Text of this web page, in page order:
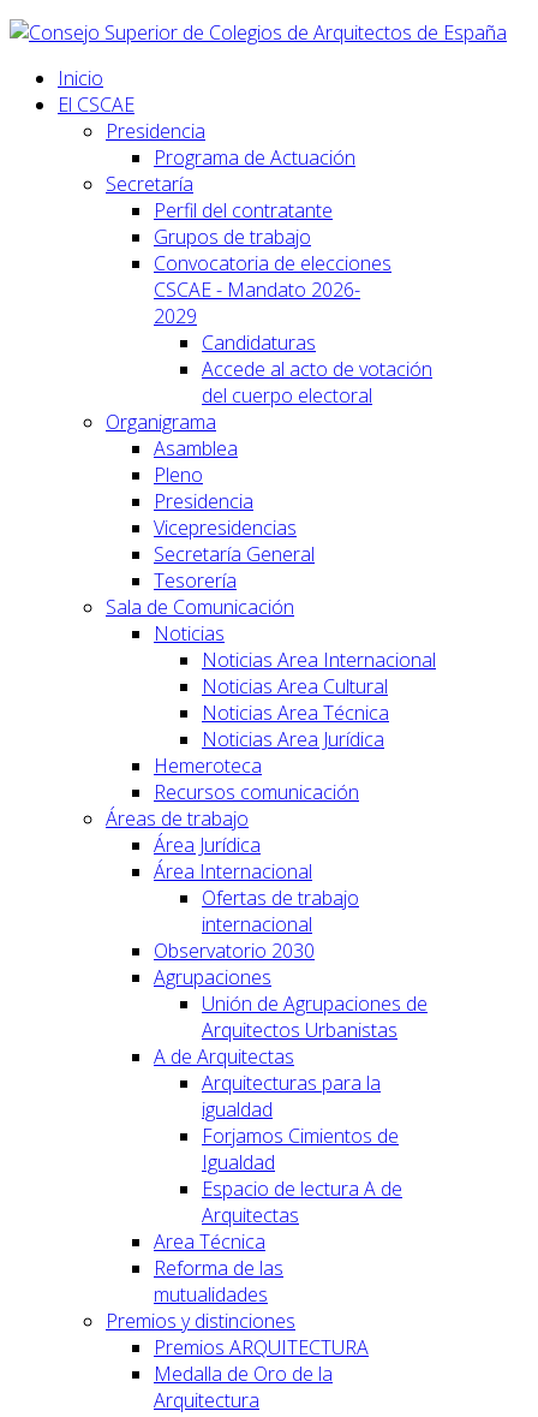
Inicio
El CSCAE
Presidencia
Programa de Actuación
Secretaría
Perfil del contratante
Grupos de trabajo
Convocatoria de elecciones
CSCAE - Mandato 2026-
2029
Candidaturas
Accede al acto de votación
del cuerpo electoral
Organigrama
Asamblea
Pleno
Presidencia
Vicepresidencias
Secretaría General
Tesorería
Sala de Comunicación
Noticias
Noticias Area Internacional
Noticias Area Cultural
Noticias Area Técnica
Noticias Area Jurídica
Hemeroteca
Recursos comunicación
Áreas de trabajo
Área Jurídica
Área Internacional
Ofertas de trabajo
internacional
Observatorio 2030
Agrupaciones
Unión de Agrupaciones de
Arquitectos Urbanistas
A de Arquitectas
Arquitecturas para la
igualdad
Forjamos Cimientos de
Igualdad
Espacio de lectura A de
Arquitectas
Area Técnica
Reforma de las
mutualidades
Premios y distinciones
Premios ARQUITECTURA
Medalla de Oro de la
Arquitectura